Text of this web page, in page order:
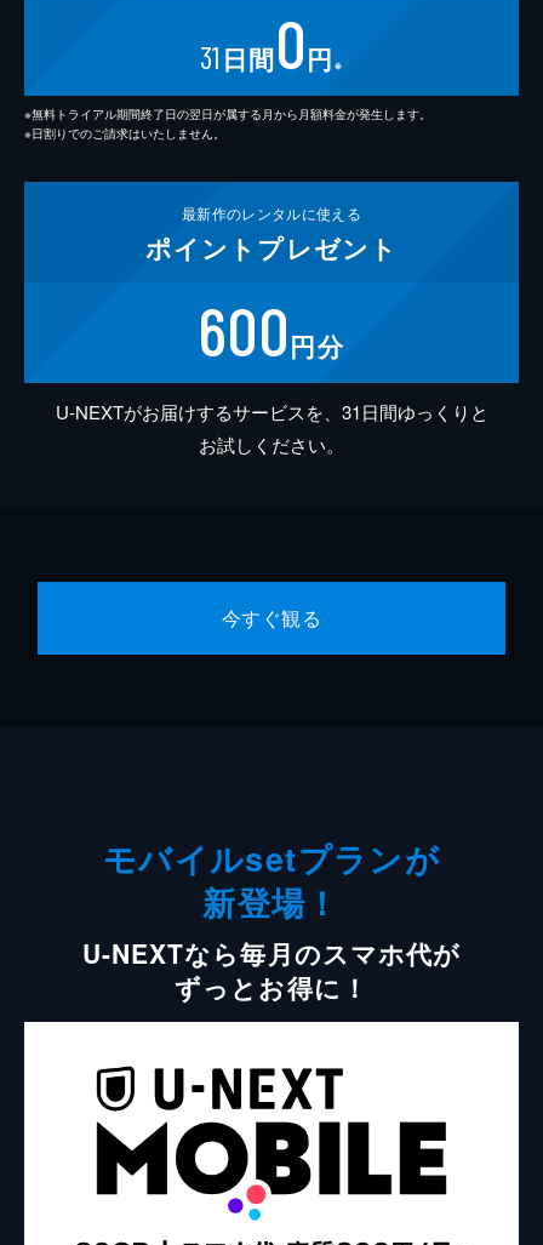
31 日間0円 ※
※無料トライアル期間終了日の翌日が属する月から月額料金が発生します。
※日割りでのご請求はいたしません。
最新作のレンタルに使える
ポイント プレゼント
600円分
U-NEXTがお届けするサービスを、31日間ゆっくりと
お試しください。
今すぐ観る
モバイルsetプランが
新登場！
U-NEXTなら毎月のスマホ代が
ずっとお得に！